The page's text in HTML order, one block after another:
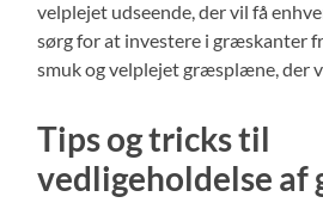
velplejet udseende, der vil få
sørg for at investere i græskanter
smuk og velplejet græsplæne, der
Tips og tricks til
vedligeholdelse